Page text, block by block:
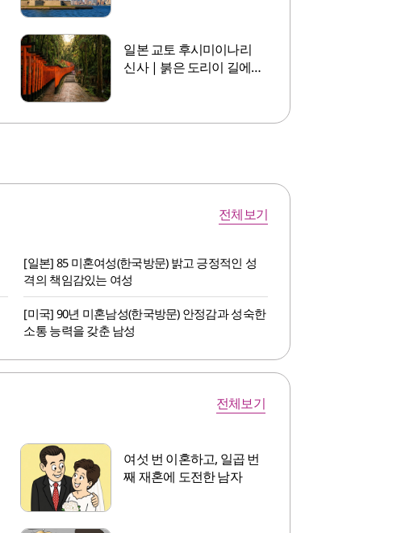
일본 교토 후시미이나리
신사 | 붉은 도리이 길에
전체보기
[일본] 85 미혼여성(한국방문) 밝고 긍정적인 성
격의 책임감있는 여성
[미국] 90년 미혼남성(한국방문) 안정감과 성숙한
소통 능력을 갖춘 남성
전체보기
여섯 번 이혼하고, 일곱 번
째 재혼에 도전한 남자